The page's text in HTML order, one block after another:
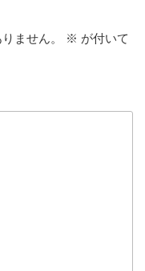
ません。 ※ が付いて